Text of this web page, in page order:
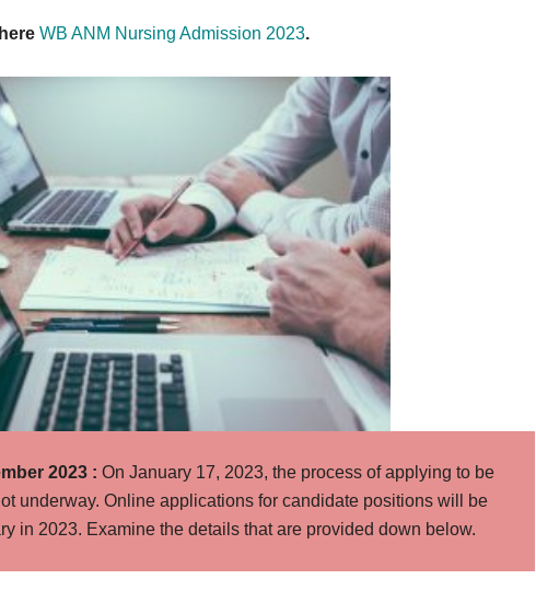
WB ANM Nursing Admission 2023.
2023 : On January 17, 2023, the process of applying to be
underway. Online applications for candidate positions will be
in 2023. Examine the details that are provided down below.